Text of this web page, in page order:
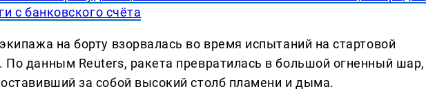
с банковского счёта
на борту взорвалась во время испытаний на стартовой
данным Reuters, ракета превратилась в большой огненный шар,
за собой высокий столб пламени и дыма.